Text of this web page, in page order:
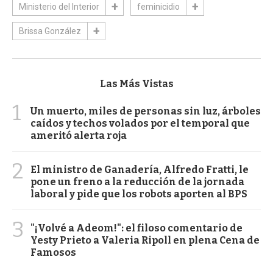
Ministerio del Interior feminicidio
Brissa González
Las Más Vistas
1
Un muerto, miles de personas sin luz, árboles
caídos y techos volados por el temporal que
ameritó alerta roja
2
El ministro de Ganadería, Alfredo Fratti, le
pone un freno a la reducción de la jornada
laboral y pide que los robots aporten al BPS
3
"¡Volvé a Adeom!": el filoso comentario de
Yesty Prieto a Valeria Ripoll en plena Cena de
Famosos